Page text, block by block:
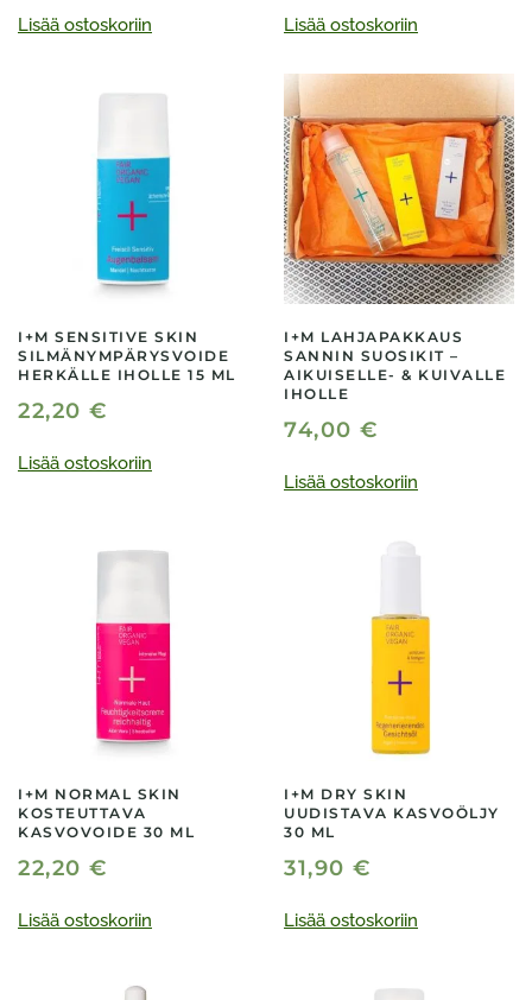
Lisää ostoskoriin Lisää ostoskoriin
I+M SENSITIVE SKIN
SILMÄNYMPÄRYSVOIDE
HERKÄLLE IHOLLE 15 ML
22,20 €
Lisää ostoskoriin
I+M LAHJAPAKKAUS
SANNIN SUOSIKIT –
AIKUISELLE- & KUIVALLE
IHOLLE
74,00 €
Lisää ostoskoriin
I+M NORMAL SKIN
KOSTEUTTAVA
KASVOVOIDE 30 ML
22,20 €
Lisää ostoskoriin
I+M DRY SKIN
UUDISTAVA KASVOÖLJY
30 ML
31,90 €
Lisää ostoskoriin